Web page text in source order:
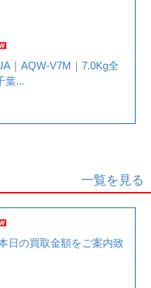
｜AQW-V7M｜7.0Kg全
葉...
一覧を見る
日の買取金額をご案内致